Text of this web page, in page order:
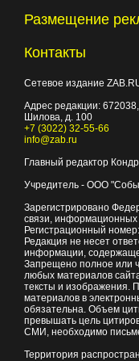
Размещение
Контакты
Сетевое издание
Адрес редакции: 672038
Шилова, д. 100
+7 (3022) 32-55-66
info@zab.ru
Главный редактор
Учредитель - ООО
Зарегистрировано
связи, информационных
Регистрационный
Редакция не несет
информации,
Запрещено полное или
любых материалов
тексты и изображения.
материалов в
обязательна. Объем
превышать цель
СМИ, необходимо
Территория